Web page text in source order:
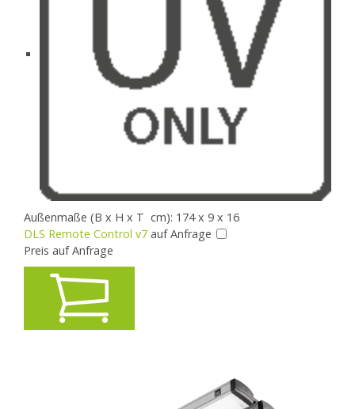
Außenmaße (B x H x T cm): 174 x 9 x 16
DLS Remote Control v7 auf Anfrage
Preis auf Anfrage